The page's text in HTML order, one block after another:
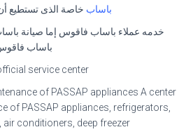
باساب خاصة الذى تستطيع
خدمه عملاء باساب فاقوس إما صيانة
باساب
service center
of PASSAP appliances A center
of PASSAP appliances, refrigerators,
conditioners, deep freezer